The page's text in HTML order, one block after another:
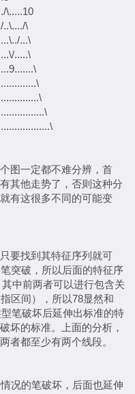
\.....10
..\..../\
...\
.....\
图一定都不难分辨，首
其他走势了，否则这种分
有这很多不同的可能变
要找到其特征序列就可
突破，所以后面的特征序
中前两者可以进行包含关
区间），所以78显然和
笔破坏后延伸出标准的特
坏的标准。上面的分析，
者都至少有两个线段。
况的笔破坏，后面也延伸